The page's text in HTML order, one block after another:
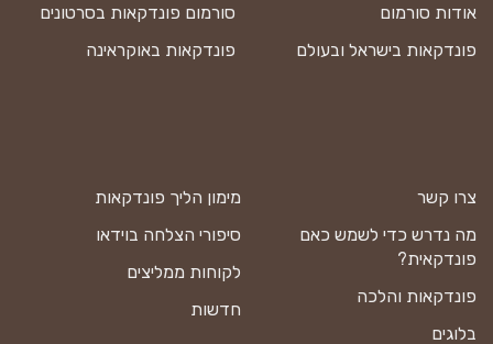
צרו קשר
מה נדרש כדי לשמש כאם
פונדקאית?
פונדקאות והלכה
בלוגים
מימון הליך פונדקאות
סיפורי הצלחה בוידאו
לקוחות ממליצים
חדשות
אודות סורמום
סורמום פונדקאות בסרטונים
פונדקאות בישראל ובעולם
פונדקאות באוקראינה